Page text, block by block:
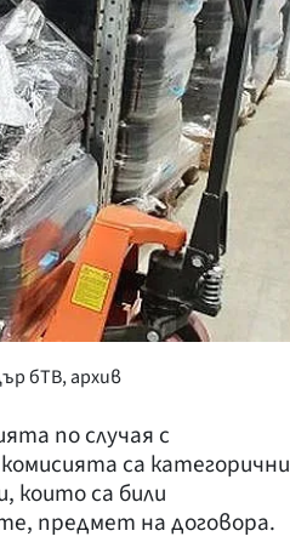
КРИМИ
ВЯРА
ОБЯВИ
ВОЙНАТА В
ВРЕМЕТО
бТВ, архив
по случая с
са
които са били
предмет на договора.